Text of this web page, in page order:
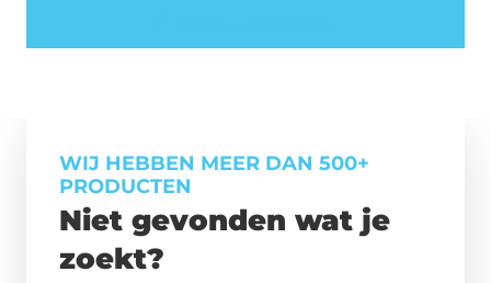
WIJ HEBBEN MEER DAN 500+
PRODUCTEN
Niet gevonden wat je
zoekt?